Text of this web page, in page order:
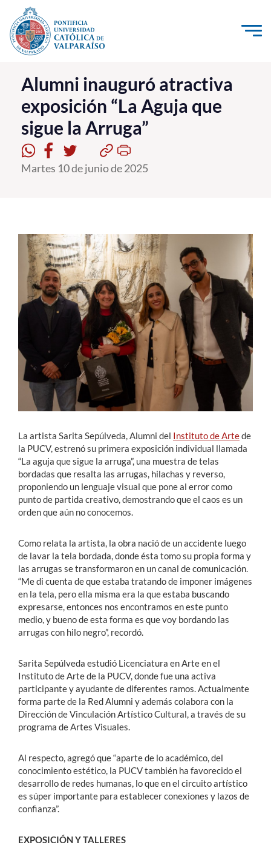
Click acá para ir directamente al contenido
La Universidad
Investigación, Creación e Innovación
PUCV Internacional
Vinculación con el Medio
Postgrado
Formación Continua
Estudiantes
Académicos
Funcionarios
Alumni
Alumni inauguró atractiva
exposición “La Aguja que
sigue la Arruga”
Martes 10 de junio de 2025
La artista Sarita Sepúlveda, Alumni del Instituto de Artede
la PUCV, estrenó su primera exposición individual llamada
“La aguja que sigue la arruga”, una muestra de telas
bordadas que resalta las arrugas, hilachas y reverso,
proponiendo un lenguaje visual que pone al error como
punto de partida creativo, demostrando que el caos es un
orden que aún no conocemos.
Como relata la artista, la obra nació de un accidente luego
de lavar la tela bordada, donde ésta tomo su propia forma y
las arrugas se transformaron en un canal de comunicación.
“Me di cuenta de que estaba tratando de imponer imágenes
en la tela, pero ella misma era la que estaba buscando
expresarse, entonces nos encontramos en este punto
medio, y bueno de esta forma es que voy bordando las
arrugas con hilo negro”, recordó.
Sarita Sepúlveda estudió Licenciatura en Arte en el
Instituto de Arte de la PUCV, donde fue una activa
participante y ayudante de diferentes ramos. Actualmente
forma parte de la Red Alumni y además colabora con la
Dirección de Vinculación Artístico Cultural, a través de su
programa de Artes Visuales.
Al respecto, agregó que “aparte de lo académico, del
conocimiento estético, la PUCV también ha favorecido el
desarrollo de redes humanas, lo que en el circuito artístico
es súper importante para establecer conexiones y lazos de
confianza”.
EXPOSICIÓN Y TALLERES